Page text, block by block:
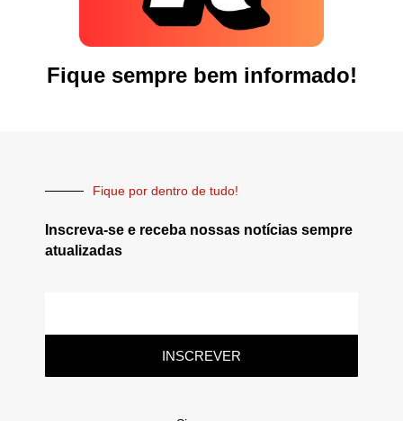
Fique sempre bem informado!
Fique por dentro de tudo!
Inscreva-se e receba nossas notícias sempre
atualizadas
INSCREVER